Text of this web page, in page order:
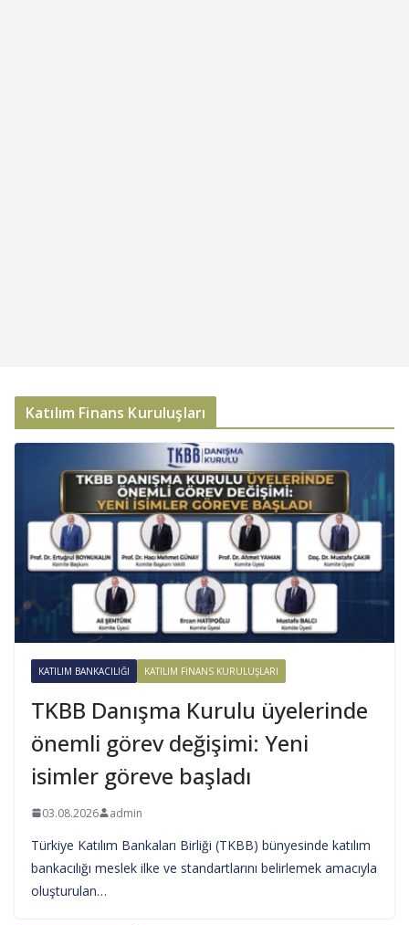
Katılım Finans Kuruluşları
KATILIM BANKACILIĞI KATILIM FINANS KURULUŞLARI
TKBB Danışma Kurulu üyelerinde
önemli görev değişimi: Yeni
isimler göreve başladı
03.08.2026 admin
Türkiye Katılım Bankaları Birliği (TKBB) bünyesinde katılım
bankacılığı meslek ilke ve standartlarını belirlemek amacıyla
oluşturulan…